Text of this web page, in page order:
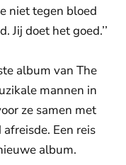
niet tegen bloed
Jij doet het goed.’’
album van The
mannen in
ze samen met
Een reis
album.